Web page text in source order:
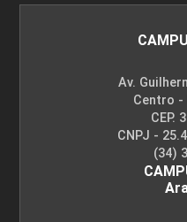
Av.
Centro -
CEP.
CNPJ -
(34)